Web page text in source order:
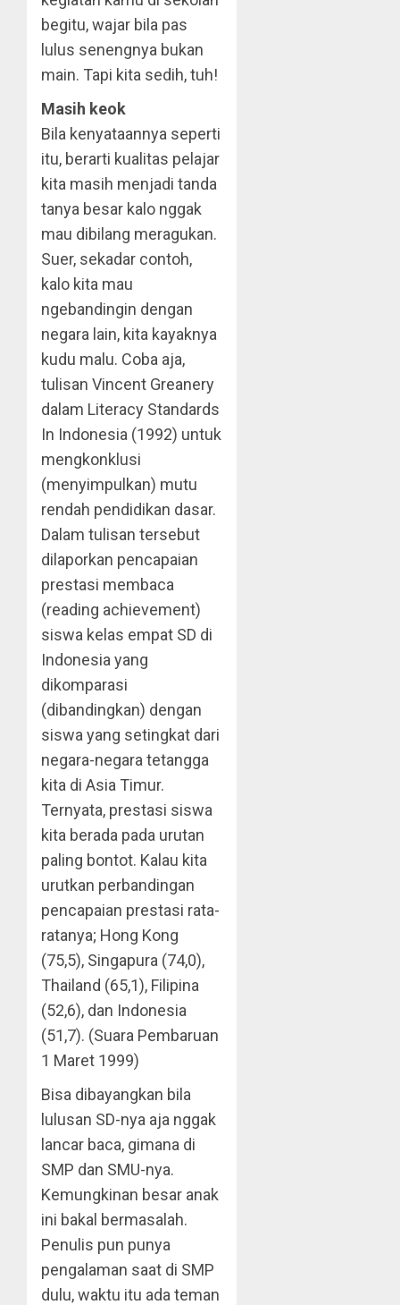
begitu, wajar bila pas
lulus senengnya bukan
main. Tapi kita sedih, tuh!
Masih keok
Bila kenyataannya seperti
itu, berarti kualitas pelajar
kita masih menjadi tanda
tanya besar kalo nggak
mau dibilang meragukan.
Suer, sekadar contoh,
kalo kita mau
ngebandingin dengan
negara lain, kita kayaknya
kudu malu. Coba aja,
tulisan Vincent Greanery
dalam Literacy Standards
In Indonesia (1992) untuk
mengkonklusi
(menyimpulkan) mutu
rendah pendidikan dasar.
Dalam tulisan tersebut
dilaporkan pencapaian
prestasi membaca
(reading achievement)
siswa kelas empat SD di
Indonesia yang
dikomparasi
(dibandingkan) dengan
siswa yang setingkat dari
negara-negara tetangga
kita di Asia Timur.
Ternyata, prestasi siswa
kita berada pada urutan
paling bontot. Kalau kita
urutkan perbandingan
pencapaian prestasi rata-
ratanya; Hong Kong
(75,5), Singapura (74,0),
Thailand (65,1), Filipina
(52,6), dan Indonesia
(51,7). (Suara Pembaruan
1 Maret 1999)
Bisa dibayangkan bila
lulusan SD-nya aja nggak
lancar baca, gimana di
SMP dan SMU-nya.
Kemungkinan besar anak
ini bakal bermasalah.
Penulis pun punya
pengalaman saat di SMP
dulu, waktu itu ada teman